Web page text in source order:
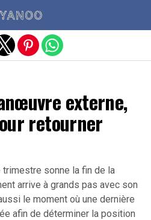
externe,
retourner
trimestre sonne la fin de la
arrive à grands pas avec son
le moment où une dernière
afin de déterminer la position
version mobile